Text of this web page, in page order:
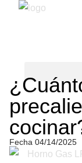
Fecha 04/14/2025